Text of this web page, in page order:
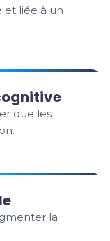
et liée à un
que les
la